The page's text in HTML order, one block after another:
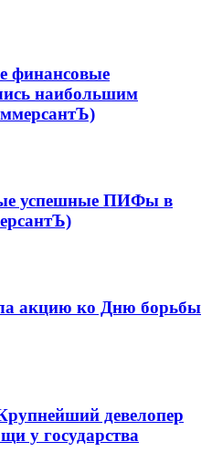
финансовые
наибольшим
успешные ПИФы в
акцию ко Дню борьбы
девелопер
у государства